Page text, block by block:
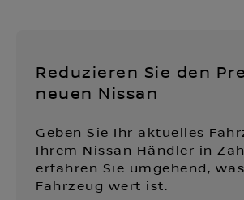
Reduzieren Sie den
neuen Nissan
Geben Sie Ihr aktuelles
Ihrem Nissan Händler in
erfahren Sie umgehend,
Fahrzeug wert ist.